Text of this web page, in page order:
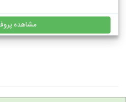
مشاهده